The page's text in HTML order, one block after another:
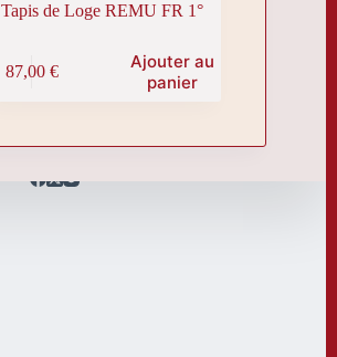
Tapis de Loge REMU FR 1°
87,00 €
Ajouter au
panier